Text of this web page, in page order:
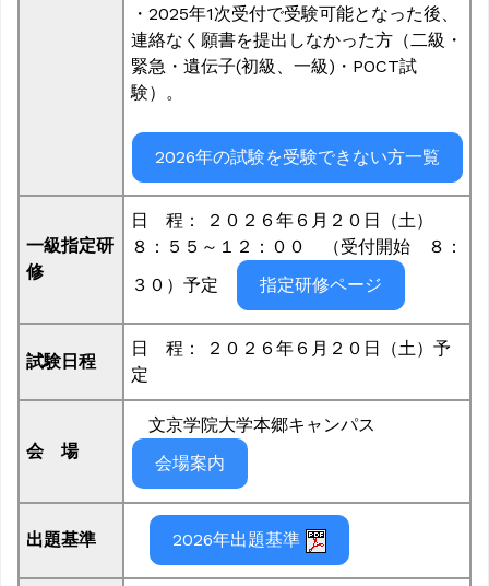
・2025年1次受付で受験可能となった後、
連絡なく願書を提出しなかった方（二級・
緊急・遺伝子(初級、一級)・POCT試
験）。
2026年の試験を受験できない方一覧
一級指定研
修
日 程： ２０２６年６月２０日（土）
８：５５～１２：００ （受付開始 ８：
３０）予定
指定研修ページ
試験日程
日 程： ２０２６年６月２０日（土）予
定
会 場
文京学院大学本郷キャンパス
会場案内
出題基準 2026年出題基準